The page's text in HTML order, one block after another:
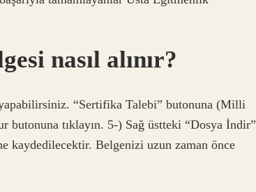
nasıl alınır?
“Sertifika Talebi” butonuna (Milli
butonuna tıklayın. 5-) Sağ üstteki “Dosya İndir”
kaydedilecektir. Belgenizi uzun zaman önce